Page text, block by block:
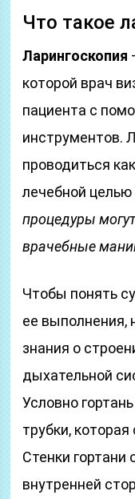
Что такое
Ларингоскопия
которой врач
пациента с
инструментов.
проводиться
лечебной целью
процедуры
врачебные
Чтобы понять
ее
знания о
дыхательной
Условно
трубки,
Стенки
внутренней